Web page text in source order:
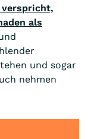
verspricht,
als
und sogar
nehmen